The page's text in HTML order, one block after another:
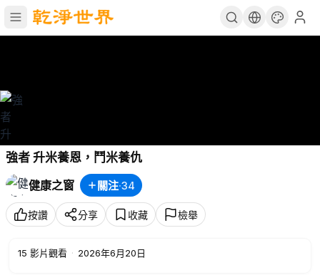
強者 升米養恩，鬥米養仇
健康之窗
關注·34
按讚 分享 收藏 檢舉
15 影片觀看 · 2026年6月20日